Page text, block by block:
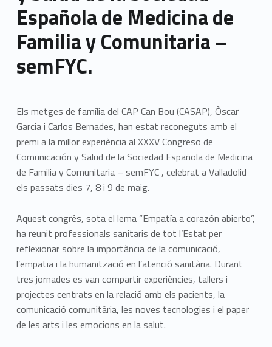
Española de Medicina de
Familia y Comunitaria –
semFYC.
Els metges de família del CAP Can Bou (CASAP), Òscar
Garcia i Carlos Bernades, han estat reconeguts amb el
premi a la millor experiència al XXXV Congreso de
Comunicación y Salud de la Sociedad Española de Medicina
de Familia y Comunitaria – semFYC , celebrat a Valladolid
els passats dies 7, 8 i 9 de maig.
Aquest congrés, sota el lema “Empatía a corazón abierto”,
ha reunit professionals sanitaris de tot l’Estat per
reflexionar sobre la importància de la comunicació,
l’empatia i la humanització en l’atenció sanitària. Durant
tres jornades es van compartir experiències, tallers i
projectes centrats en la relació amb els pacients, la
comunicació comunitària, les noves tecnologies i el paper
de les arts i les emocions en la salut.